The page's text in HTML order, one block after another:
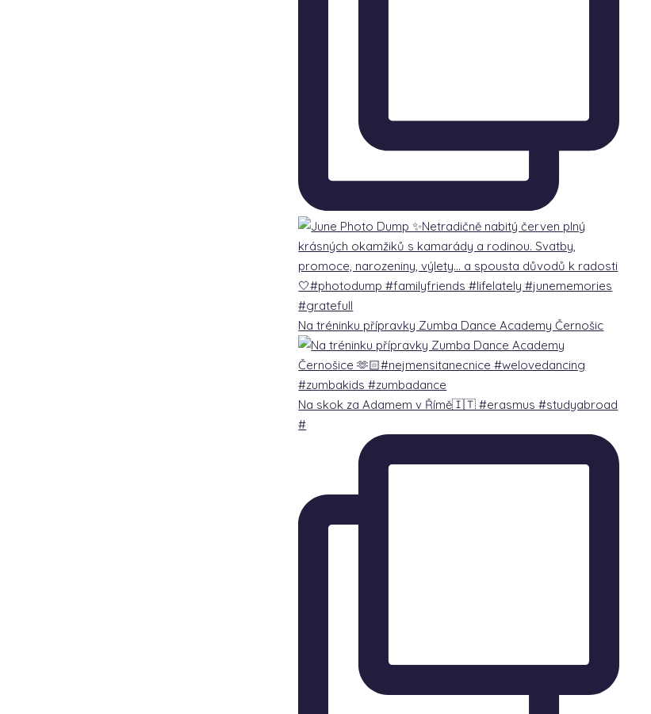
Na tréninku přípravky Zumba Dance Academy Černošic
Na skok za Adamem v Římě🇮🇹 #erasmus #studyabroad
#